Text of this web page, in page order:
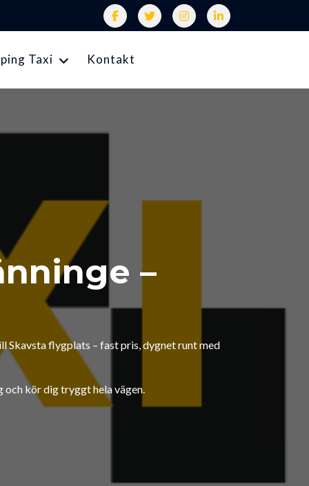
Taxi Kontakt
–
Skavsta flygplats – fast pris, dygnet runt med
kör dig tryggt hela vägen.